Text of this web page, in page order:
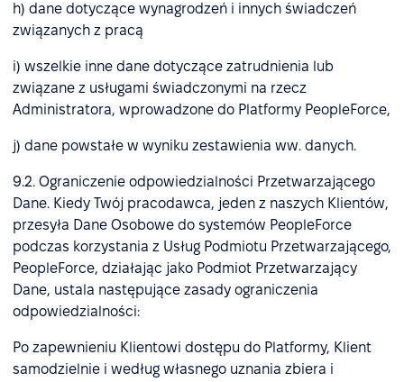
h) dane dotyczące wynagrodzeń i innych świadczeń
związanych z pracą
i) wszelkie inne dane dotyczące zatrudnienia lub
związane z usługami świadczonymi na rzecz
Administratora, wprowadzone do Platformy PeopleForce,
j) dane powstałe w wyniku zestawienia ww. danych.
9.2. Ograniczenie odpowiedzialności Przetwarzającego
Dane. Kiedy Twój pracodawca, jeden z naszych Klientów,
przesyła Dane Osobowe do systemów PeopleForce
podczas korzystania z Usług Podmiotu Przetwarzającego,
PeopleForce, działając jako Podmiot Przetwarzający
Dane, ustala następujące zasady ograniczenia
odpowiedzialności:
Po zapewnieniu Klientowi dostępu do Platformy, Klient
samodzielnie i według własnego uznania zbiera i